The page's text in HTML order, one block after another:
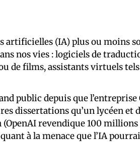
artificielles (IA) plus ou moins
nos vies : logiciels de
de films, assistants virtuels tels
public depuis que l’entreprise
dissertations qu’un lycéen et
revendique 100 millions
à la menace que l’IA